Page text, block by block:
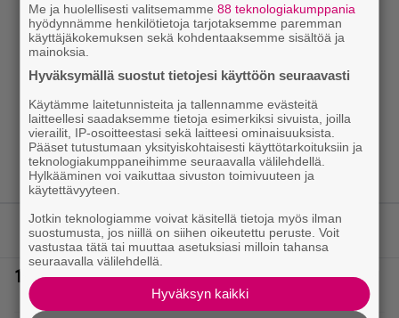
LUETUIMMAT JUTUT
1.
Täällä pelattiin lauantain Loton ja Jokerin isot rahat
– Tokmannilla, ABC:lla, netissä…
Me ja huolellisesti valitsemamme88 teknologiakumppania
hyödynnämme henkilötietoja tarjotaksemme paremman
käyttäjäkokemuksen sekä kohdentaaksemme sisältöä ja
mainoksia.
Hyväksymällä suostut tietojesi käyttöön seuraavasti
Käytämme laitetunnisteita ja tallennamme evästeitä
laitteellesi saadaksemme tietoja esimerkiksi sivuista, joilla
vierailit, IP-osoitteestasi sekä laitteesi ominaisuuksista.
Pääset tutustumaan yksityiskohtaisesti käyttötarkoituksiin ja
teknologiakumppaneihimme seuraavalla välilehdellä.
Hylkääminen voi vaikuttaa sivuston toimivuuteen ja
käytettävyyteen.
Jotkin teknologiamme voivat käsitellä tietoja myös ilman
suostumusta, jos niillä on siihen oikeutettu peruste. Voit
vastustaa tätä tai muuttaa asetuksiasi milloin tahansa
seuraavalla välilehdellä.
Hyväksyn kaikki